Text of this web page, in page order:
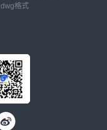
dwg格式